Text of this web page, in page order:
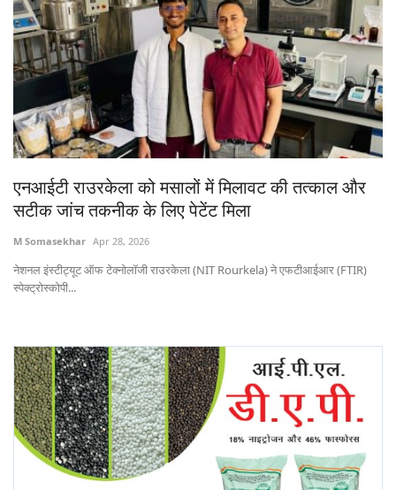
Opinion
Politics
Magazine
States
Events
Agribusiness
Agritech
International
Rural Dialogue
Ground Report
एनआईटी राउरकेला को मसालों में मिलावट की तत्काल और
सटीक जांच तकनीक के लिए पेटेंट मिला
M Somasekhar Apr 28, 2026
नेशनल इंस्टीट्यूट ऑफ टेक्नोलॉजी राउरकेला (NIT Rourkela) ने एफटीआईआर (FTIR)
स्पेक्ट्रोस्कोपी...